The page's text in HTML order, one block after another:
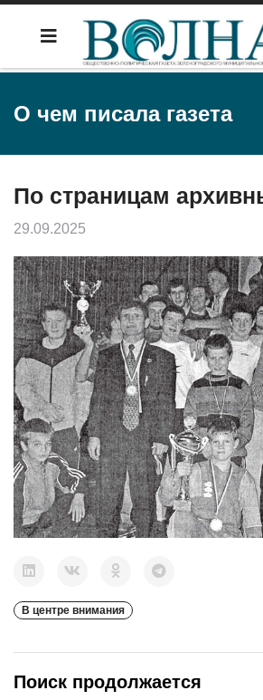
О чем писала газета
По страницам
29.09.2025
В центре внимания
Поиск продолжается